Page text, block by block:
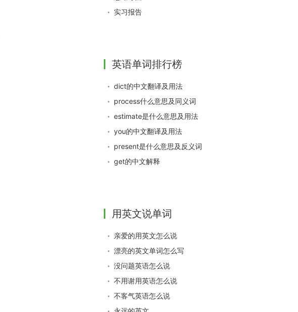
实习报告
英语单词排行榜
dict的中文翻译及用法
process什么意思及同义词
estimate是什么意思及用法
you的中文翻译及用法
present是什么意思及反义词
get的中文解释
用英文说单词
亲爱的用英文怎么说
漂亮的英文单词怎么写
没问题英语怎么说
不用谢用英语怎么说
不客气英语怎么说